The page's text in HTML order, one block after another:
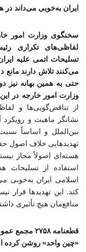
ایران به‌خوبی می‌داند
سخنگوی وزارت امور
لفاظی‌های تکراری
تسلیحات اتمی علیه
می‌کنند تلاش دارند
حتی به همین بهانه نیز
وزارت امور خارجه در
از تناقض‌گویی‌ها و
نشانگر ماهیت و
بین‌الملل و اساساً
تهدیدهایی خلاف اصول
هسته‌ای اصولاً مجاز
استفاده از تسلیحات
اسلامی ایران به‌خوبی
کند. این تهدیدها قرار
منافع‌مان هیچ تأثیری
قطعنامه
«چین واحد» روشن کرده